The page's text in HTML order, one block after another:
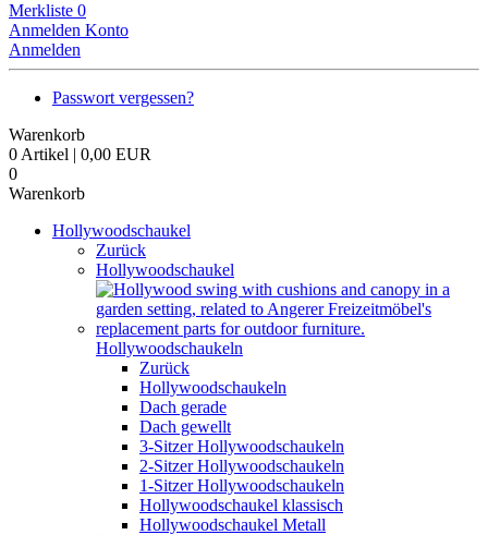
Merkliste 0
Anmelden Konto
Anmelden
Passwort vergessen?
Warenkorb
0 Artikel | 0,00 EUR
0
Warenkorb
Hollywoodschaukel
Zurück
Hollywoodschaukel
Hollywoodschaukeln
Zurück
Hollywoodschaukeln
Dach gerade
Dach gewellt
3-Sitzer Hollywoodschaukeln
2-Sitzer Hollywoodschaukeln
1-Sitzer Hollywoodschaukeln
Hollywoodschaukel klassisch
Hollywoodschaukel Metall